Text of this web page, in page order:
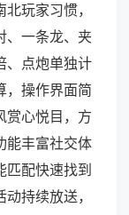
玩家习惯，
、一条龙、夹
、点炮单独计
，操作界面简
赏心悦目，方
能丰富社交体
配快速找到
持续放送，